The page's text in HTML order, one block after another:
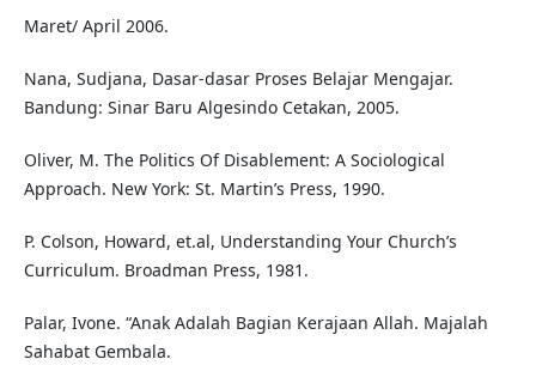
Maret/ April 2006.
Nana, Sudjana, Dasar-dasar Proses Belajar Mengajar.
Bandung: Sinar Baru Algesindo Cetakan, 2005.
Oliver, M. The Politics Of Disablement: A Sociological
Approach. New York: St. Martin’s Press, 1990.
P. Colson, Howard, et.al, Understanding Your Church’s
Curriculum. Broadman Press, 1981.
Palar, Ivone. “Anak Adalah Bagian Kerajaan Allah. Majalah
Sahabat Gembala.